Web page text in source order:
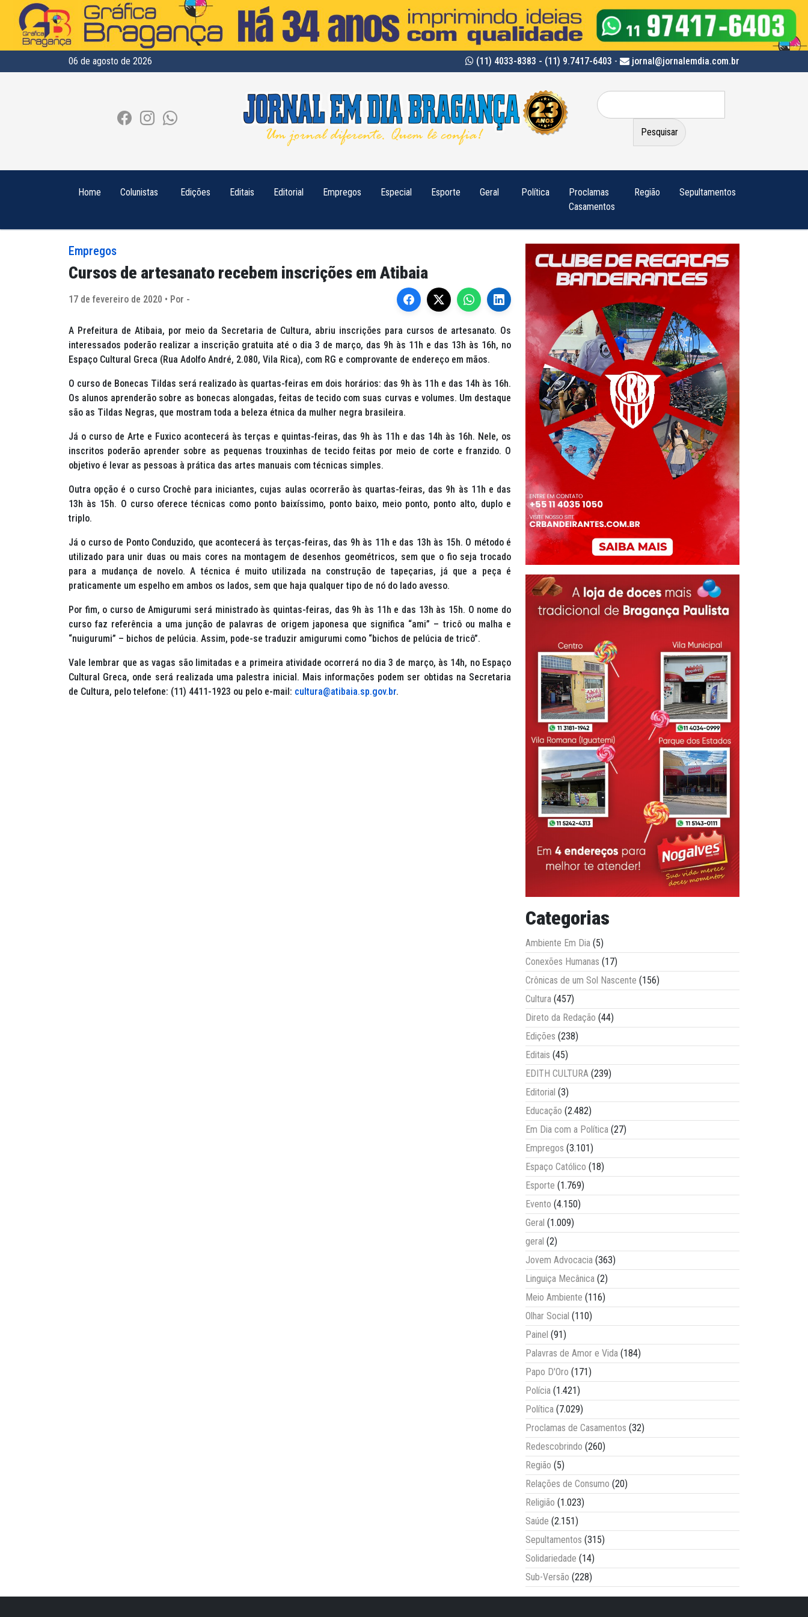
06 de agosto de 2026 (11) 4033-8383 - (11) 9.7417-6403 - jornal@jornalemdia.com.br
Pesquisar
por:
Home Colunistas Edições Editais Editorial Empregos Especial Esporte Geral Política
Proclamas
Casamentos
Região Sepultamentos
Empregos
Cursos de artesanato recebem inscrições em Atibaia
17 de fevereiro de 2020 • Por -
A Prefeitura de Atibaia, por meio da Secretaria de Cultura, abriu inscrições para cursos de artesanato. Os
interessados poderão realizar a inscrição gratuita até o dia 3 de março, das 9h às 11h e das 13h às 16h, no
Espaço Cultural Greca (Rua Adolfo André, 2.080, Vila Rica), com RG e comprovante de endereço em mãos.
O curso de Bonecas Tildas será realizado às quartas-feiras em dois horários: das 9h às 11h e das 14h às 16h.
Os alunos aprenderão sobre as bonecas alongadas, feitas de tecido com suas curvas e volumes. Um destaque
são as Tildas Negras, que mostram toda a beleza étnica da mulher negra brasileira.
Já o curso de Arte e Fuxico acontecerá às terças e quintas-feiras, das 9h às 11h e das 14h às 16h. Nele, os
inscritos poderão aprender sobre as pequenas trouxinhas de tecido feitas por meio de corte e franzido. O
objetivo é levar as pessoas à prática das artes manuais com técnicas simples.
Outra opção é o curso Crochê para iniciantes, cujas aulas ocorrerão às quartas-feiras, das 9h às 11h e das
13h às 15h. O curso oferece técnicas como ponto baixíssimo, ponto baixo, meio ponto, ponto alto, duplo e
triplo.
Já o curso de Ponto Conduzido, que acontecerá às terças-feiras, das 9h às 11h e das 13h às 15h. O método é
utilizado para unir duas ou mais cores na montagem de desenhos geométricos, sem que o fio seja trocado
para a mudança de novelo. A técnica é muito utilizada na construção de tapeçarias, já que a peça é
praticamente um espelho em ambos os lados, sem que haja qualquer tipo de nó do lado avesso.
Por fim, o curso de Amigurumi será ministrado às quintas-feiras, das 9h às 11h e das 13h às 15h. O nome do
curso faz referência a uma junção de palavras de origem japonesa que significa “ami” – tricô ou malha e
“nuigurumi” – bichos de pelúcia. Assim, pode-se traduzir amigurumi como “bichos de pelúcia de tricô”.
Vale lembrar que as vagas são limitadas e a primeira atividade ocorrerá no dia 3 de março, às 14h, no Espaço
Cultural Greca, onde será realizada uma palestra inicial. Mais informações podem ser obtidas na Secretaria
de Cultura, pelo telefone: (11) 4411-1923 ou pelo e-mail: cultura@atibaia.sp.gov.br.
Categorias
Ambiente Em Dia (5)
Conexões Humanas (17)
Crônicas de um Sol Nascente (156)
Cultura (457)
Direto da Redação (44)
Edições (238)
Editais (45)
EDITH CULTURA (239)
Editorial (3)
Educação (2.482)
Em Dia com a Política (27)
Empregos (3.101)
Espaço Católico (18)
Esporte (1.769)
Evento (4.150)
Geral (1.009)
geral (2)
Jovem Advocacia (363)
Linguiça Mecânica (2)
Meio Ambiente (116)
Olhar Social (110)
Painel (91)
Palavras de Amor e Vida (184)
Papo D'Oro (171)
Polícia (1.421)
Política (7.029)
Proclamas de Casamentos (32)
Redescobrindo (260)
Região (5)
Relações de Consumo (20)
Religião (1.023)
Saúde (2.151)
Sepultamentos (315)
Solidariedade (14)
Sub-Versão (228)